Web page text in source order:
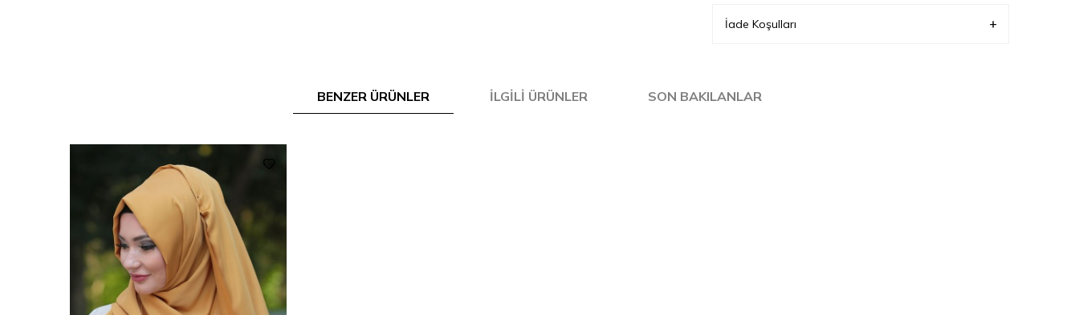
Üretici Adı
İade Koşulları
BENZER ÜRÜNLER İLGILI ÜRÜNLER SON BAKILANLAR